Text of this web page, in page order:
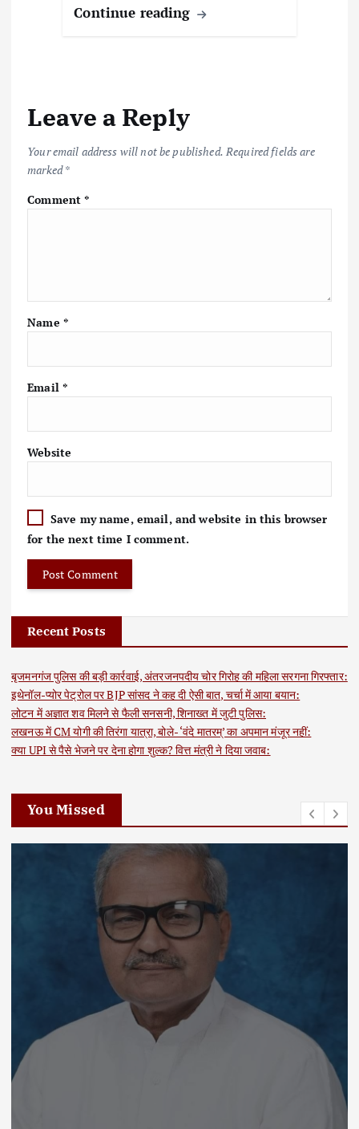
Continue reading
Leave a Reply
Your email address will not be published. Required fields are
marked*
Comment*
Name *
Email *
Website
Save my name, email, and website in this browser
for the next time I comment.
Recent Posts
बृजमनगंज पुलिस की बड़ी कार्रवाई, अंतरजनपदीय चोर गिरोह की महिला सरगना गिरफ्तार:
इथेनॉल-प्योर पेट्रोल पर BJP सांसद ने कह दी ऐसी बात, चर्चा में आया बयान:
लोटन में अज्ञात शव मिलने से फैली सनसनी, शिनाख्त में जुटी पुलिस:
लखनऊ में CM योगी की तिरंगा यात्रा, बोले- ‘वंदे मातरम्’ का अपमान मंजूर नहीं:
क्या UPI से पैसे भेजने पर देना होगा शुल्क? वित्त मंत्री ने दिया जवाब:
You Missed